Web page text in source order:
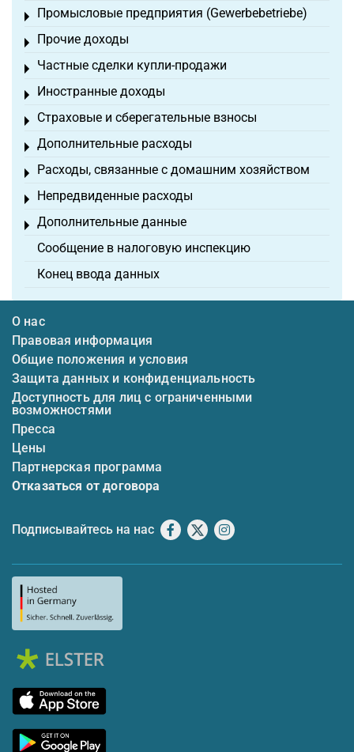
Промысловые предприятия (Gewerbebetriebe)
Toggle menu
Прочие доходы
Toggle menu
Частные сделки купли-продажи
Toggle menu
Иностранные доходы
Toggle menu
Страховые и сберегательные взносы
Toggle menu
Дополнительные расходы
Toggle menu
Расходы, связанные с домашним хозяйством
Toggle menu
Непредвиденные расходы
Toggle menu
Дополнительные данные
Toggle menu
Сообщение в налоговую инспекцию
Конец ввода данных
О нас
Правовая информация
Общие положения и условия
Защита данных и конфиденциальность
Доступность для лиц с ограниченными
возможностями
Пресса
Цены
Партнерская программа
Отказаться от договора
Подписывайтесь на нас Facebook
X Instagram